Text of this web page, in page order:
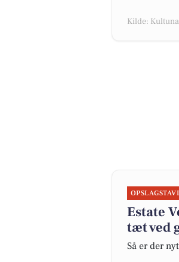
Kilde:
Estate
tæt ved
Så er der